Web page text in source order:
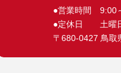
●営業時間 9:00
●定休日 土曜日
〒680-0427 鳥取